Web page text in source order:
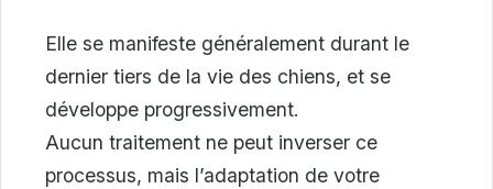
Elle se manifeste généralement durant le
dernier tiers de la vie des chiens, et se
développe progressivement.
Aucun traitement ne peut inverser ce
processus, mais l’adaptation de votre